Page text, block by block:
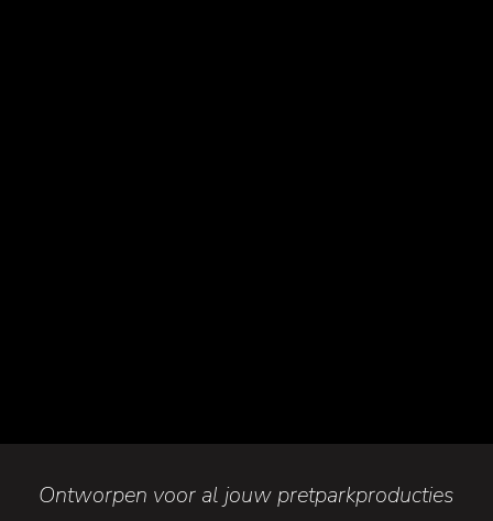
Ontworpen voor al jouw pretparkproducties